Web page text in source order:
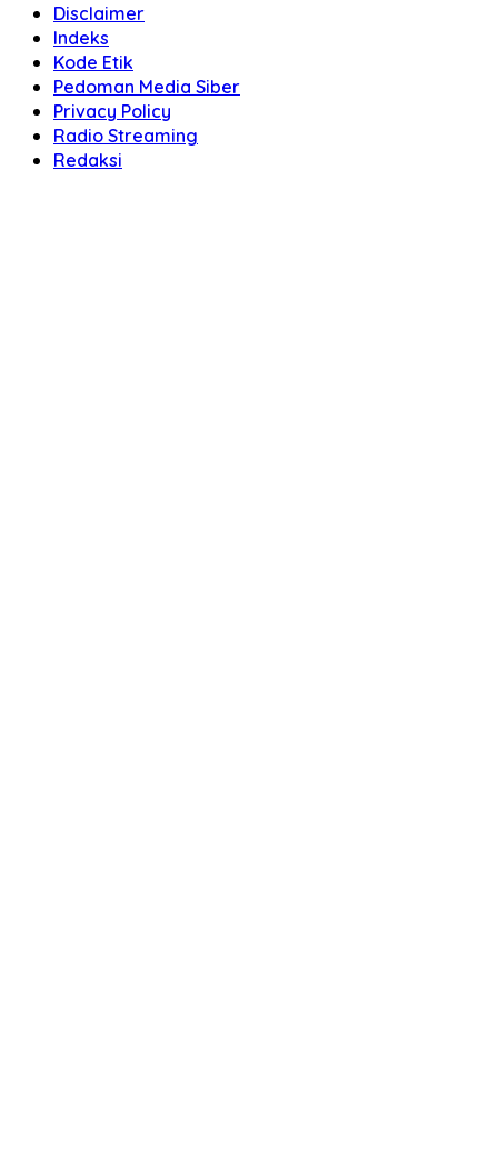
Disclaimer
Indeks
Kode Etik
Pedoman Media Siber
Privacy Policy
Radio Streaming
Redaksi